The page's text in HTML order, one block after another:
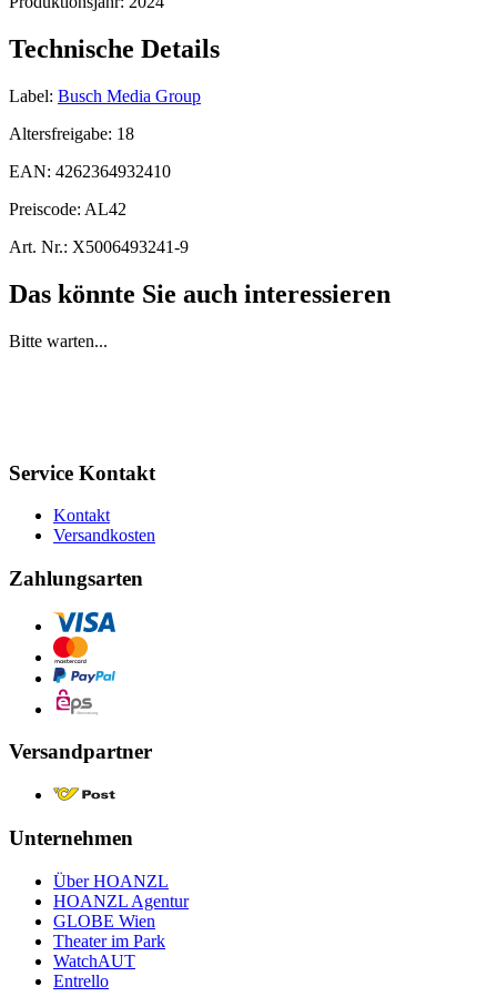
Technische Details
Label: Busch Media Group
Altersfreigabe: 18
EAN: 4262364932410
Preiscode: AL42
Art. Nr.: X5006493241-9
Das könnte Sie auch interessieren
Bitte warten...
Service Kontakt
Kontakt
Versandkosten
Zahlungsarten
Versandpartner
Unternehmen
Über HOANZL
HOANZL Agentur
GLOBE Wien
Theater im Park
WatchAUT
Entrello